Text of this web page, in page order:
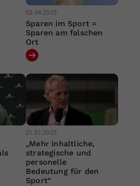
02.04.2025
Sparen im Sport =
Sparen am falschen
Ort
21.01.2025
„Mehr inhaltliche,
strategische und
personelle
Bedeutung für den
Sport“